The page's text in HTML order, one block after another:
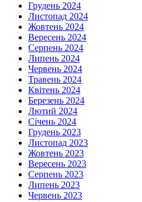
Грудень 2024
Листопад 2024
Жовтень 2024
Вересень 2024
Серпень 2024
Липень 2024
Червень 2024
Травень 2024
Квітень 2024
Березень 2024
Лютий 2024
Січень 2024
Грудень 2023
Листопад 2023
Жовтень 2023
Вересень 2023
Серпень 2023
Липень 2023
Червень 2023